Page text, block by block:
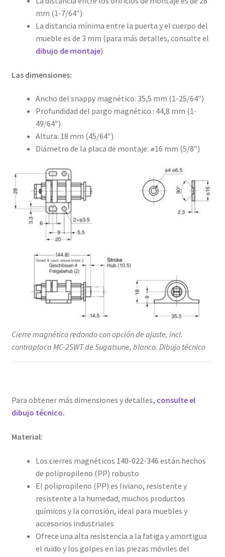
mm (1-7/64″)
La distancia mínima entre la puerta y el cuerpo del
mueble es de 3 mm (para más detalles, consulte el
dibujo de montaje)
Las dimensiones:
Ancho del snappy magnético: 35,5 mm (1-25/64″)
Profundidad del pargo magnético : 44,8 mm (1-
49/64″)
Altura: 18 mm (45/64″)
Diámetro de la placa de montaje: ⌀16 mm (5/8″)
Cierre magnético redondo con opción de ajuste, incl.
contraplaca MC-25WT de Sugatsune, blanco. Dibujo técnico
Para obtener más dimensiones y detalles, consulte el
dibujo técnico.
Material:
Los cierres magnéticos 140-022-346 están hechos
de polipropileno (PP) robusto
El polipropileno (PP) es liviano, resistente y
resistente a la humedad, muchos productos
químicos y la corrosión, ideal para muebles y
accesorios industriales
Ofrece una alta resistencia a la fatiga y amortigua
el ruido y los golpes en las piezas móviles del